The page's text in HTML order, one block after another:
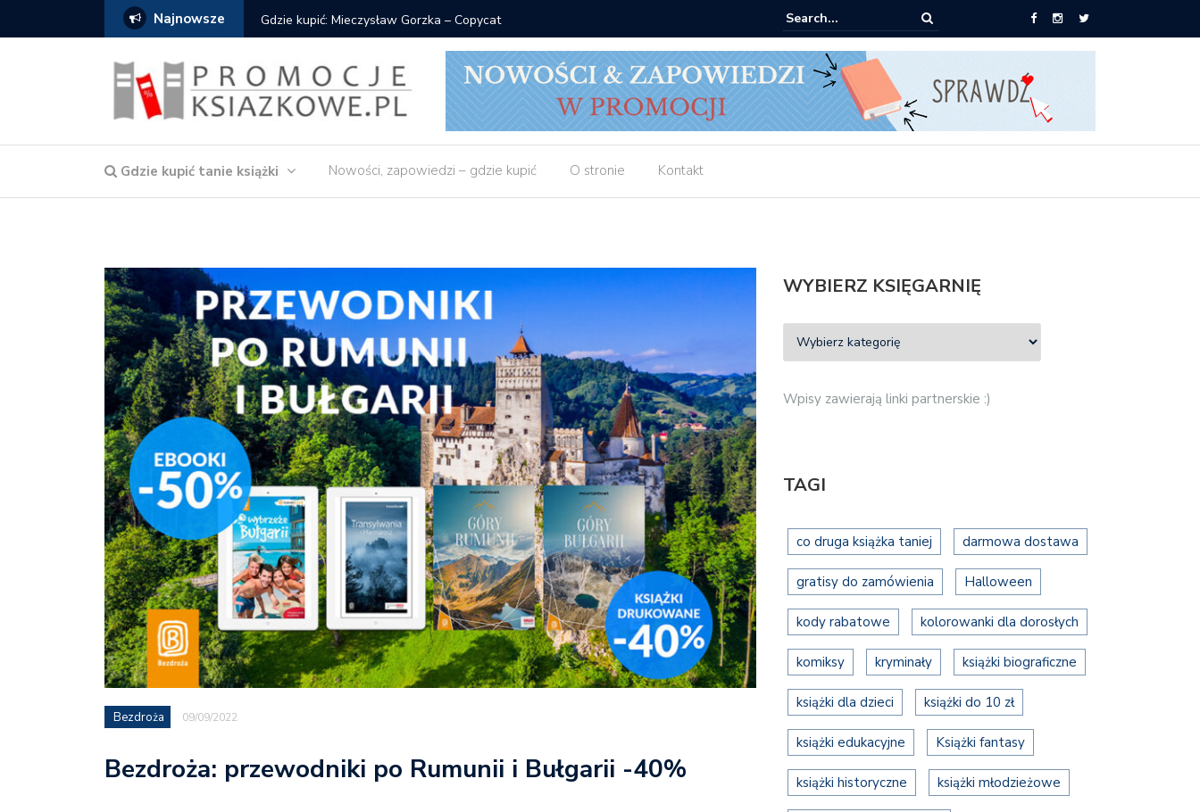
Najnowsze Gdzie kupić: Mieczysław Gorzka – Copycat Znak: książki od 2,90 zł do zamówienia
Gdzie kupić tanie książki Nowości, zapowiedzi – gdzie kupić O stronie Kontakt
Bezdroża 09/09/2022
Bezdroża: przewodniki po Rumunii i Bułgarii -40%
WYBIERZ KSIĘGARNIĘ
Wpisy zawierają linki partnerskie :)
TAGI
co druga książka taniej darmowa dostawa
gratisy do zamówienia Halloween
kody rabatowe kolorowanki dla dorosłych
komiksy kryminały książki biograficzne
książki dla dzieci książki do 10 zł
książki edukacyjne Książki fantasy
książki historyczne książki młodzieżowe